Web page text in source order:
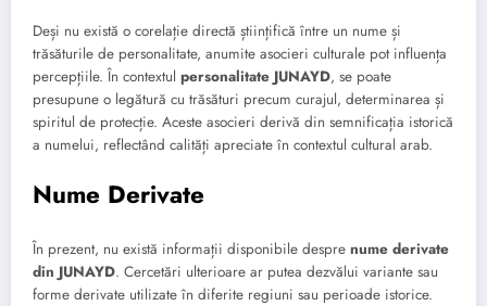
Deși nu există o corelație directă științifică între un nume și
trăsăturile de personalitate, anumite asocieri culturale pot influența
percepțiile. În contextul personalitate JUNAYD, se poate
presupune o legătură cu trăsături precum curajul, determinarea și
spiritul de protecție. Aceste asocieri derivă din semnificația istorică
a numelui, reflectând calități apreciate în contextul cultural arab.
Nume Derivate
În prezent, nu există informații disponibile despre nume derivate
din JUNAYD. Cercetări ulterioare ar putea dezvălui variante sau
forme derivate utilizate în diferite regiuni sau perioade istorice.